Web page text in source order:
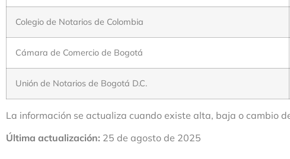
Colegio de Notarios de Colombia
Cámara de Comercio de Bogotá
Unión de Notarios de Bogotá D.C.
La información se actualiza cuando existe alta, baja o cambio
Última actualización: 25 de agosto de 2025